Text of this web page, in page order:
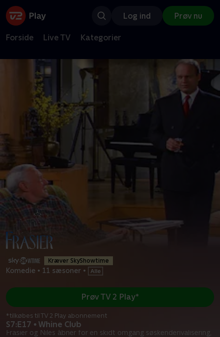
Log ind Prøv nu
Forside Live TV Kategorier
Kræver SkyShowtime
Komedie • 11 sæsoner •
S7:E17 • Whine Club
Frasier og Niles åbner for en skidt omgang søskenderivalisering,
Prøv TV 2 Play*
*tilkøbes til TV 2 Play abonnement